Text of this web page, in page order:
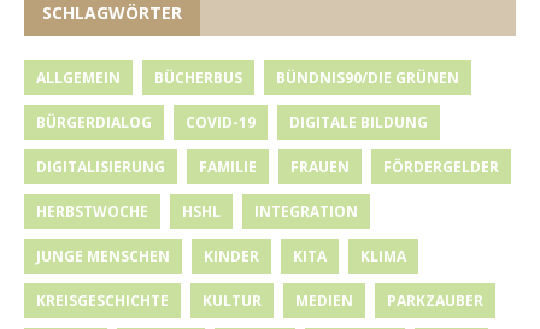
SCHLAGWÖRTER
ALLGEMEIN BÜCHERBUS BÜNDNIS90/DIE GRÜNEN
BÜRGERDIALOG COVID-19 DIGITALE BILDUNG
DIGITALISIERUNG FAMILIE FRAUEN FÖRDERGELDER
HERBSTWOCHE HSHL INTEGRATION
JUNGE MENSCHEN KINDER KITA KLIMA
KREISGESCHICHTE KULTUR MEDIEN PARKZAUBER